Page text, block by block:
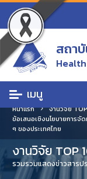
สถา
เมนู
หน้าแรก
งานวิจัย
ข้อเสนอเชิงนโยบายการจั
ๆ ของประเทศไทย
งานวิจัย TOP
รวมรวมแสดงข่าวสาร